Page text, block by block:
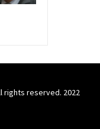
rights reserved. 2022